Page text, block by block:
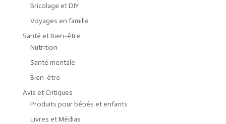
Bricolage et DIY
Voyages en famille
Santé et Bien-être
Nutrition
Santé mentale
Bien-être
Avis et Critiques
Produits pour bébés et enfants
Livres et Médias